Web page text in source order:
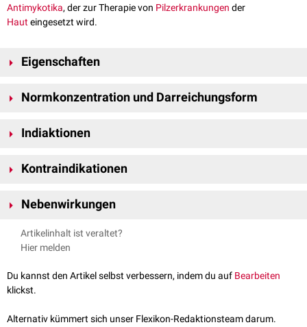
Antimykotika, der zur Therapie von Pilzerkrankungen der
Hauteingesetzt wird.
Eigenschaften
kristallines Pulver vor.
Normkonzentration und Darreichungsform
Indiaktionen
Pityriasis versicolor
Kontraindikationen
SchwangerschaftundStillzeit
Nebenwirkungen
Erytheme
Hautreizungen
Pruritus
allergische Reaktionen
Artikelinhalt ist veraltet?
Hier melden
Du kannst den Artikel selbst verbessern, indem du auf Bearbeiten
klickst.
Alternativ kümmert sich unser Flexikon-Redaktionsteam darum.